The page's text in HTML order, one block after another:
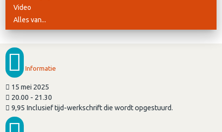
Video
Alles van...
Informatie
15 mei 2025
20.00 - 21.30
9,95 Inclusief tijd-werkschrift die wordt opgestuurd.